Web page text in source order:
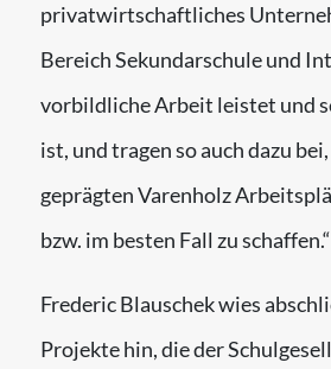
privatwirtschaftliches
Bereich Sekundarschule und
vorbildliche Arbeit leistet und
ist, und tragen so auch dazu
geprägten Varenholz
bzw. im besten Fall zu schaffen.“
Frederic Blauschek wies
Projekte hin, die der